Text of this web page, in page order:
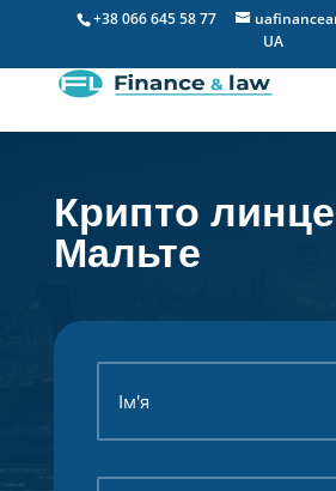
+38 066 645 58 77
UA
Крипто
Мальте